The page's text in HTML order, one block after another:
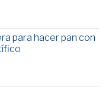
para hacer pan con